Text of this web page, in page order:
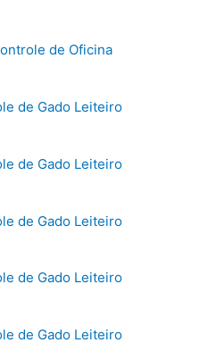
de Oficina
de Gado Leiteiro
de Gado Leiteiro
de Gado Leiteiro
de Gado Leiteiro
de Gado Leiteiro